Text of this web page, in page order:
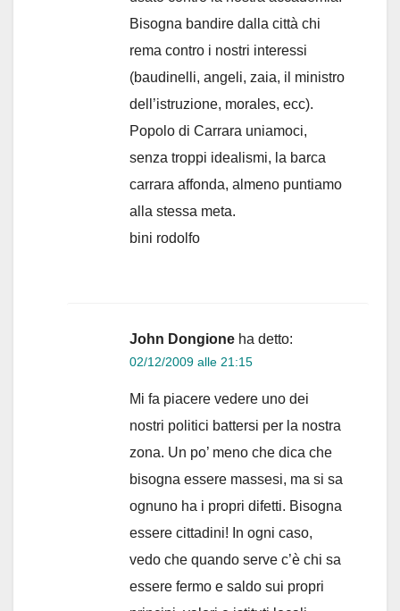
Bisogna bandire dalla città chi
rema contro i nostri interessi
(baudinelli, angeli, zaia, il ministro
dell’istruzione, morales, ecc).
Popolo di Carrara uniamoci,
senza troppi idealismi, la barca
carrara affonda, almeno puntiamo
alla stessa meta.
bini rodolfo
John Dongione ha detto:
02/12/2009 alle 21:15
Mi fa piacere vedere uno dei
nostri politici battersi per la nostra
zona. Un po’ meno che dica che
bisogna essere massesi, ma si sa
ognuno ha i propri difetti. Bisogna
essere cittadini! In ogni caso,
vedo che quando serve c’è chi sa
essere fermo e saldo sui propri